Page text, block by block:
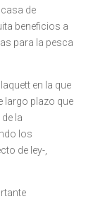
de
beneficios a
para la pesca
en la que
largo plazo que
la
los
de ley-,